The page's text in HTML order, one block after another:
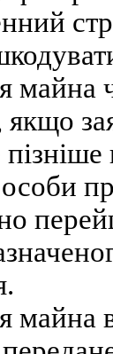
якщо
особи